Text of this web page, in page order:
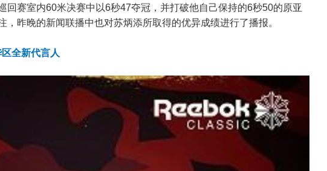
回赛室内60米决赛中以6秒47夺冠，并打破他自己保持的6秒50的原亚
，昨晚的新闻联播中也对苏炳添所取得的优异成绩进行了播报。
全新代言人